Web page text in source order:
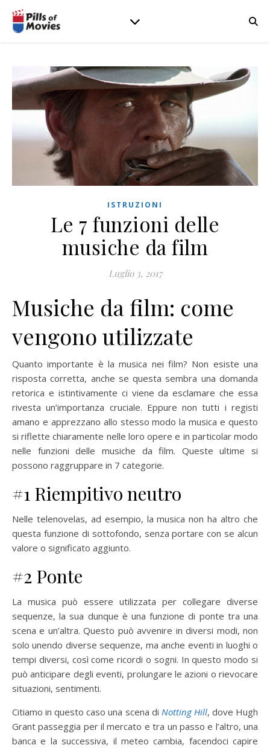
ISTRUZIONI
Le 7 funzioni delle
musiche da film
Luglio 3, 2017
Musiche da film: come
vengono utilizzate
Quanto importante è la musica nei film? Non esiste una
risposta corretta, anche se questa sembra una domanda
retorica e istintivamente ci viene da esclamare che essa
rivesta un’importanza cruciale. Eppure non tutti i registi
amano e apprezzano allo stesso modo la musica e questo
si riflette chiaramente nelle loro opere e in particolar modo
nelle funzioni delle musiche da film. Queste ultime si
possono raggruppare in 7 categorie.
#1 Riempitivo neutro
Nelle telenovelas, ad esempio, la musica non ha altro che
questa funzione di sottofondo, senza portare con se alcun
valore o significato aggiunto.
#2 Ponte
La musica può essere utilizzata per collegare diverse
sequenze, la sua dunque è una funzione di ponte tra una
scena e un’altra. Questo può avvenire in diversi modi, non
solo unendo diverse sequenze, ma anche eventi in luoghi o
tempi diversi, così come ricordi o sogni. In questo modo si
può anticipare degli eventi, prolungare le azioni o rievocare
situazioni, sentimenti.
Citiamo in questo caso una scena di Notting Hill, dove Hugh
Grant passeggia per il mercato e tra un passo e l’altro, una
banca e la successiva, il meteo cambia, facendoci capire